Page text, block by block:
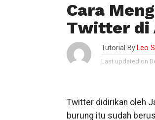
Cara
Twitter di
Tutorial By Leo
Last updated on
Twitter didirikan oleh
burung itu sudah